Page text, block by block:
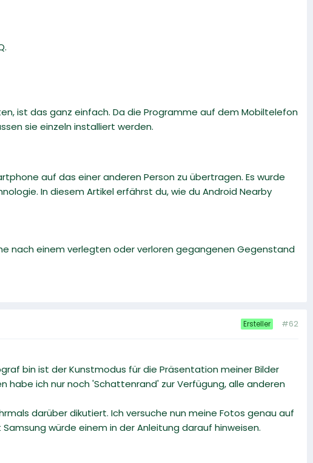
ist das ganz einfach. Da die Programme auf dem Mobiltelefon
sie einzeln installiert werden.
auf das einer anderen Person zu übertragen. Es wurde
In diesem Artikel erfährst du, wie du Android Nearby
nach einem verlegten oder verloren gegangenen Gegenstand
Ersteller #62
bin ist der Kunstmodus für die Präsentation meiner Bilder
habe ich nur noch 'Schattenrand' zur Verfügung, alle anderen
darüber dikutiert. Ich versuche nun meine Fotos genau auf
würde einem in der Anleitung darauf hinweisen.